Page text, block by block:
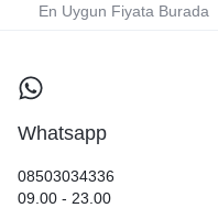
En Uygun Fiyata Burada
Whatsapp
08503034336
09.00 - 23.00